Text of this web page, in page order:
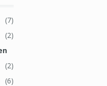
(7)
(2)
(2)
(6)